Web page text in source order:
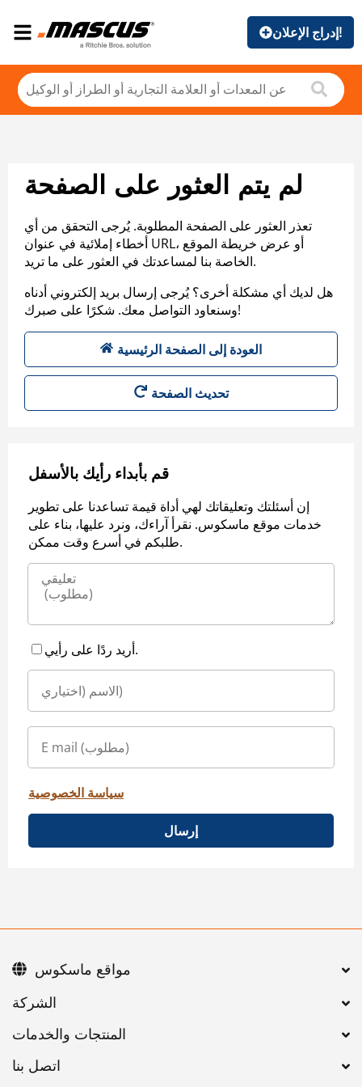
إدراج الإعلان!
لم يتم العثور على الصفحة
تعذر العثور على الصفحة المطلوبة. يُرجى التحقق من أي
أخطاء إملائية في عنوان URL، أو عرض خريطة الموقع
الخاصة بنا لمساعدتك في العثور على ما تريد.
هل لديك أي مشكلة أخرى؟ يُرجى إرسال بريد إلكتروني أدناه
وسنعاود التواصل معك. شكرًا على صبرك!
العودة إلى الصفحة الرئيسية
تحديث الصفحة
قم بأبداء رأيك بالأسفل
إن أسئلتك وتعليقاتك لهي أداة قيمة تساعدنا على تطوير
خدمات موقع ماسكوس. نقرأ آراءك، ونرد عليها، بناء على
طلبكم في أسرع وقت ممكن.
أريد ردًا على رأيي.
سياسة الخصوصية
إرسال
اتصل بنا
مواقع ماسكوس